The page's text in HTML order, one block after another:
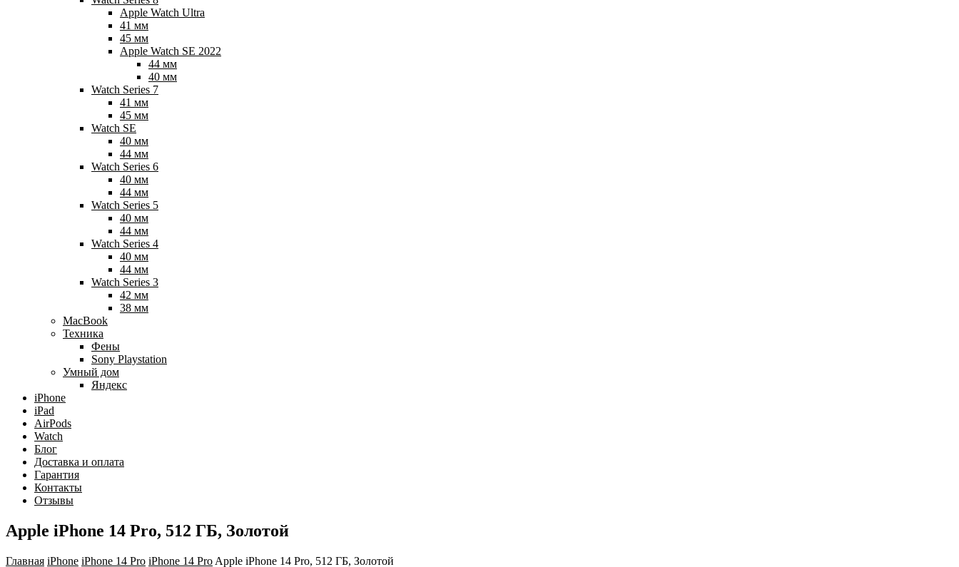
Apple Watch Ultra
41 мм
45 мм
Apple Watch SE 2022
44 мм
40 мм
Watch Series 7
41 мм
45 мм
Watch SE
40 мм
44 мм
Watch Series 6
40 мм
44 мм
Watch Series 5
40 мм
44 мм
Watch Series 4
40 мм
44 мм
Watch Series 3
42 мм
38 мм
MacBook
Техника
Фены
Sony Playstation
Умный дом
Яндекс
iPhone
iPad
AirPods
Watch
Блог
Доставка и оплата
Гарантия
Контакты
Отзывы
Apple iPhone 14 Pro, 512 ГБ, Золотой
Главная iPhone iPhone 14 Pro iPhone 14 Pro Apple iPhone 14 Pro, 512 ГБ, Золотой